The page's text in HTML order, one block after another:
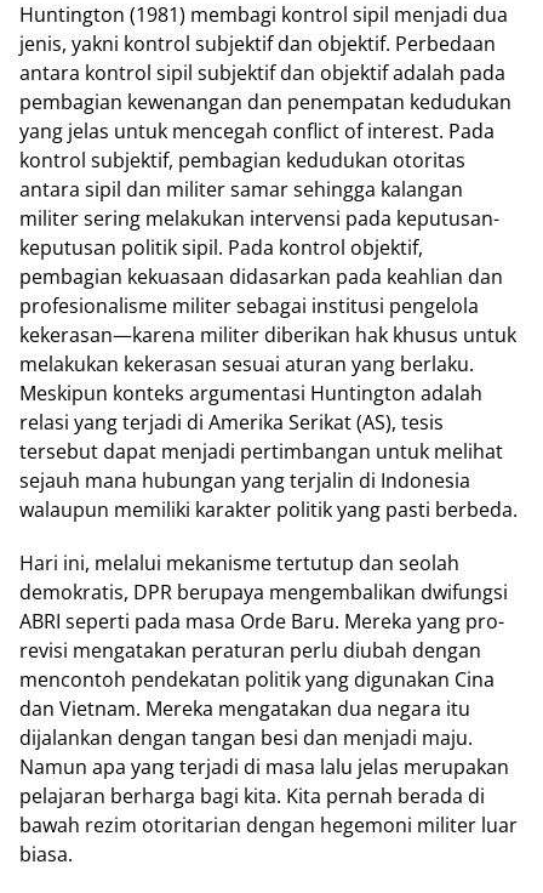
Huntington (1981) membagi kontrol sipil menjadi dua
jenis, yakni kontrol subjektif dan objektif. Perbedaan
antara kontrol sipil subjektif dan objektif adalah pada
pembagian kewenangan dan penempatan kedudukan
yang jelas untuk mencegah conflict of interest. Pada
kontrol subjektif, pembagian kedudukan otoritas
antara sipil dan militer samar sehingga kalangan
militer sering melakukan intervensi pada keputusan-
keputusan politik sipil. Pada kontrol objektif,
pembagian kekuasaan didasarkan pada keahlian dan
profesionalisme militer sebagai institusi pengelola
kekerasan—karena militer diberikan hak khusus untuk
melakukan kekerasan sesuai aturan yang berlaku.
Meskipun konteks argumentasi Huntington adalah
relasi yang terjadi di Amerika Serikat (AS), tesis
tersebut dapat menjadi pertimbangan untuk melihat
sejauh mana hubungan yang terjalin di Indonesia
walaupun memiliki karakter politik yang pasti berbeda.
Hari ini, melalui mekanisme tertutup dan seolah
demokratis, DPR berupaya mengembalikan dwifungsi
ABRI seperti pada masa Orde Baru. Mereka yang pro-
revisi mengatakan peraturan perlu diubah dengan
mencontoh pendekatan politik yang digunakan Cina
dan Vietnam. Mereka mengatakan dua negara itu
dijalankan dengan tangan besi dan menjadi maju.
Namun apa yang terjadi di masa lalu jelas merupakan
pelajaran berharga bagi kita. Kita pernah berada di
bawah rezim otoritarian dengan hegemoni militer luar
biasa.